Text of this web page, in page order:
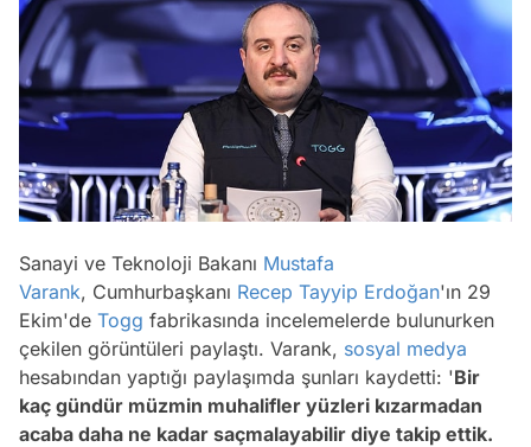
Sanayi ve Teknoloji Bakanı Mustafa
Varank, Cumhurbaşkanı Recep Tayyip Erdoğan'ın 29
Ekim'de Togg fabrikasında incelemelerde bulunurken
çekilen görüntüleri paylaştı. Varank, sosyal medya
hesabından yaptığı paylaşımda şunları kaydetti: 'Bir
kaç gündür müzmin muhalifler yüzleri kızarmadan
acaba daha ne kadar saçmalayabilir diye takip ettik.